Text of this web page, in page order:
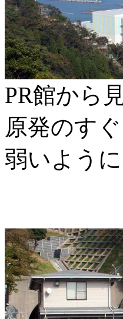
PR館から
原発のす
弱いように